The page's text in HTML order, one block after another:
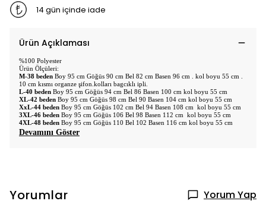
14 gün içinde iade
Ürün Açıklaması
%100 Polyester
Ürün Ölçüleri:
M-38 beden Boy 95 cm Göğüs 90 cm Bel 82 cm Basen 96 cm . kol boyu 55 cm .
10 cm kısmı organze şifon.kolları bagcıklı ipli.
L-40 beden Boy 95 cm Göğüs 94 cm Bel 86 Basen 100 cm kol boyu 55 cm
XL-42 beden Boy 95 cm Göğüs 98 cm Bel 90 Basen 104 cm kol boyu 55 cm
XxL-44 beden Boy 95 cm Göğüs 102 cm Bel 94 Basen 108 cm kol boyu 55 cm
3XL-46 beden Boy 95 cm Göğüs 106 Bel 98 Basen 112 cm kol boyu 55 cm
4XL-48 beden Boy 95 cm Göğüs 110 Bel 102 Basen 116 cm kol boyu 55 cm
Devamını Göster
Yorumlar Yorum Yap